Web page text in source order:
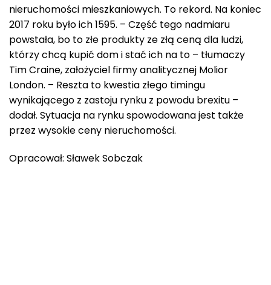
nieruchomości mieszkaniowych. To rekord. Na koniec
2017 roku było ich 1595. – Część tego nadmiaru
powstała, bo to złe produkty ze złą ceną dla ludzi,
którzy chcą kupić dom i stać ich na to – tłumaczy
Tim Craine, założyciel firmy analitycznej Molior
London. – Reszta to kwestia złego timingu
wynikającego z zastoju rynku z powodu brexitu –
dodał. Sytuacja na rynku spowodowana jest także
przez wysokie ceny nieruchomości.
Opracował: Sławek Sobczak